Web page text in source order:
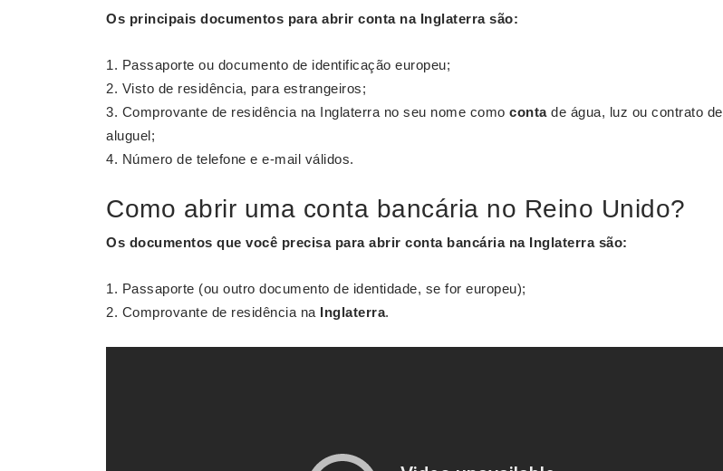
Os principais documentos para abrir contana Inglaterra são:
Passaporte ou documento de identificação europeu;
Visto de residência, para estrangeiros;
Comprovante de residência na Inglaterra no seu nome como contade água, luz ou contrato de
aluguel;
Número de telefone e e-mail válidos.
Como abrir uma conta bancária no Reino Unido?
Os documentos que você precisa para abrir conta bancária na Inglaterrasão:
Passaporte (ou outro documento de identidade, se for europeu);
Comprovante de residência na Inglaterra.